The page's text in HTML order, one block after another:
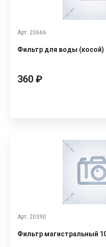
Арт. 20666
Фильтр для воды
360 ₽
Арт. 20390
Фильтр магистральный